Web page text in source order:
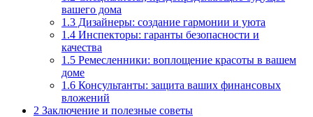
вашего дома
1.3 Дизайнеры: создание гармонии и уюта
1.4 Инспекторы: гаранты безопасности и
качества
1.5 Ремесленники: воплощение красоты в вашем
доме
1.6 Консультанты: защита ваших финансовых
вложений
2 Заключение и полезные советы